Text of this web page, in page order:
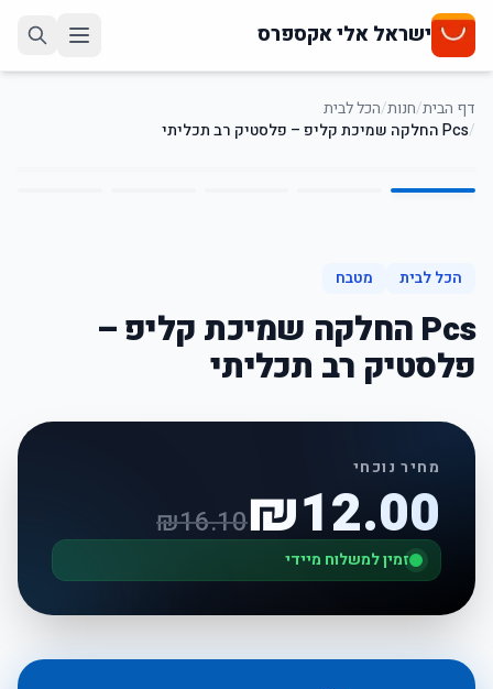
ישראל אלי אקספרס
דף הבית/חנות/הכל לבית
/Pcs החלקה שמיכת קליפ – פלסטיק רב תכליתי 1
/
5
הכל לבית מטבח
Pcs החלקה שמיכת קליפ –
פלסטיק רב תכליתי
מחיר נוכחי
₪12.00
₪16.10
זמין למשלוח מיידי